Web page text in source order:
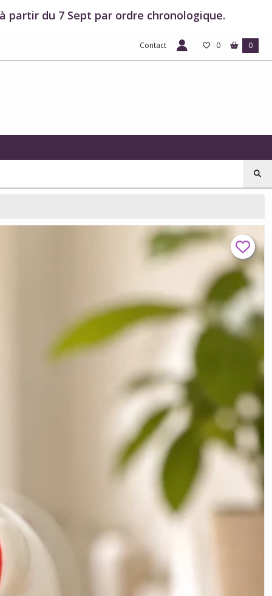
partir du 7 Sept par ordre chronologique.
Contact 0 0